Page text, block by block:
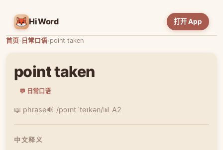
HiWord 打开 App
首页› 日常口语›point taken
point taken
💬 日常口语
📖 phrase🔊 /pɔɪnt ˈteɪkən/📊 A2
中文释义